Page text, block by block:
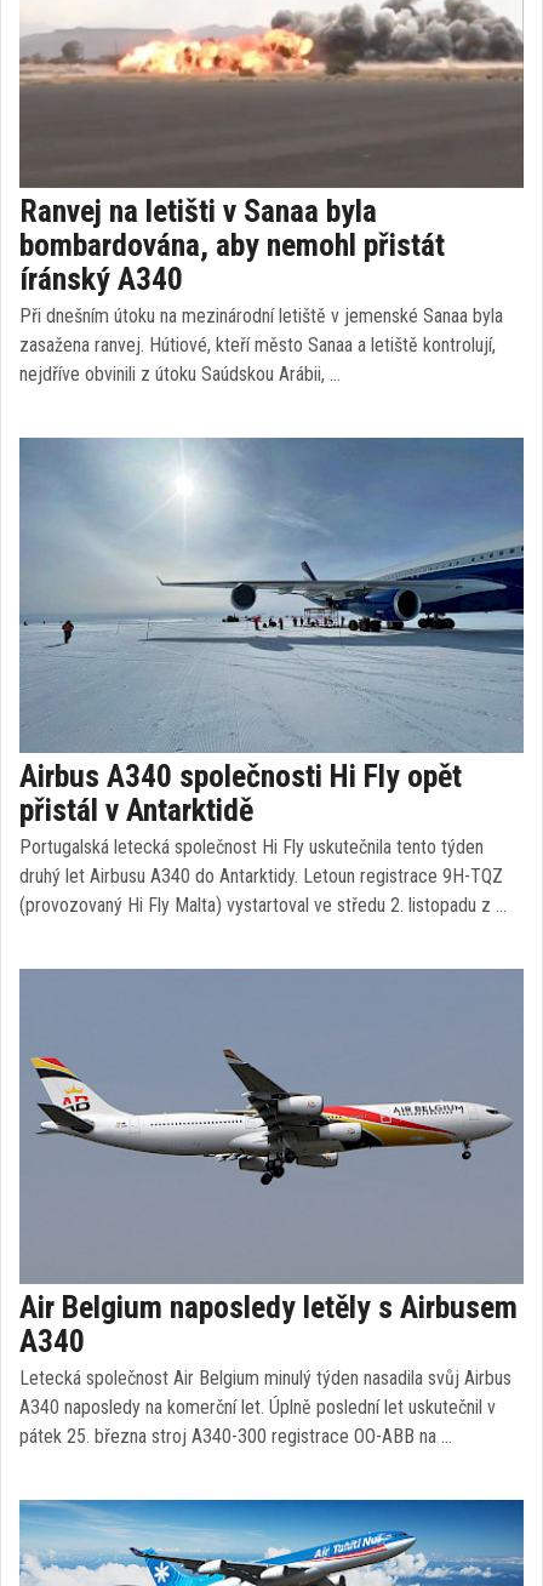
Ranvej na letišti v Sanaa byla
bombardována, aby nemohl přistát
íránský A340
Při dnešním útoku na mezinárodní letiště v jemenské Sanaa byla
zasažena ranvej. Hútiové, kteří město Sanaa a letiště kontrolují,
nejdříve obvinili z útoku Saúdskou Arábii, …
Airbus A340 společnosti Hi Fly opět
přistál v Antarktidě
Portugalská letecká společnost Hi Fly uskutečnila tento týden
druhý let Airbusu A340 do Antarktidy. Letoun registrace 9H-TQZ
(provozovaný Hi Fly Malta) vystartoval ve středu 2. listopadu z …
Air Belgium naposledy letěly s Airbusem
A340
Letecká společnost Air Belgium minulý týden nasadila svůj Airbus
A340 naposledy na komerční let. Úplně poslední let uskutečnil v
pátek 25. března stroj A340-300 registrace OO-ABB na …